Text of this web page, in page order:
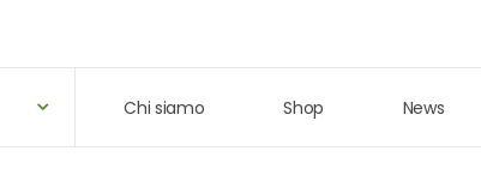
Chi siamo Shop News